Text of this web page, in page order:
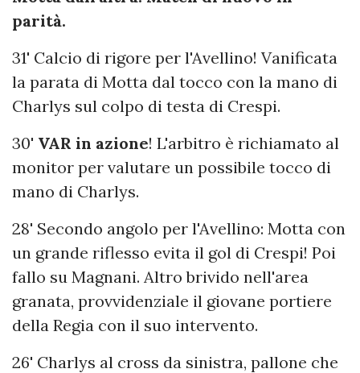
parità.
31' Calcio di rigore per l'Avellino! Vanificata
la parata di Motta dal tocco con la mano di
Charlys sul colpo di testa di Crespi.
30' VAR in azione! L'arbitro è richiamato al
monitor per valutare un possibile tocco di
mano di Charlys.
28' Secondo angolo per l'Avellino: Motta con
un grande riflesso evita il gol di Crespi! Poi
fallo su Magnani. Altro brivido nell'area
granata, provvidenziale il giovane portiere
della Regia con il suo intervento.
26' Charlys al cross da sinistra, pallone che